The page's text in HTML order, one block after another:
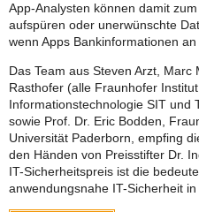
App-Analysten können damit
aufspüren oder unerwünschte
wenn Apps Bankinformationen
Das Team aus Steven Arzt,
Rasthofer (alle Fraunhofer
Informationstechnologie SIT und
sowie Prof. Dr. Eric Bodden,
Universität Paderborn, empfing
den Händen von Preisstifter Dr.
IT-Sicherheitspreis ist die
anwendungsnahe IT-Sicherheit in